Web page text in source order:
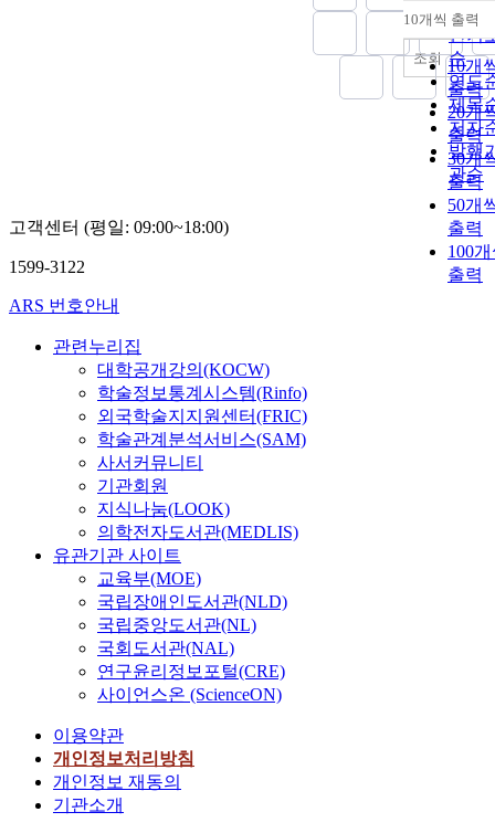
순
인기
순
연도
제목
저자
발행
관순
내림
10개씩 출력
10개
출력
20개
출력
30개
출력
50개
출력
100
출력
조회
고객센터 (평일: 09:00~18:00)
1599-3122
ARS 번호안내
관련누리집
대학공개강의(KOCW)
학술정보통계시스템(Rinfo)
외국학술지지원센터(FRIC)
학술관계분석서비스(SAM)
사서커뮤니티
기관회원
지식나눔(LOOK)
의학전자도서관(MEDLIS)
유관기관 사이트
교육부(MOE)
국립장애인도서관(NLD)
국립중앙도서관(NL)
국회도서관(NAL)
연구윤리정보포털(CRE)
사이언스온 (ScienceON)
이용약관
개인정보처리방침
개인정보 재동의
기관소개